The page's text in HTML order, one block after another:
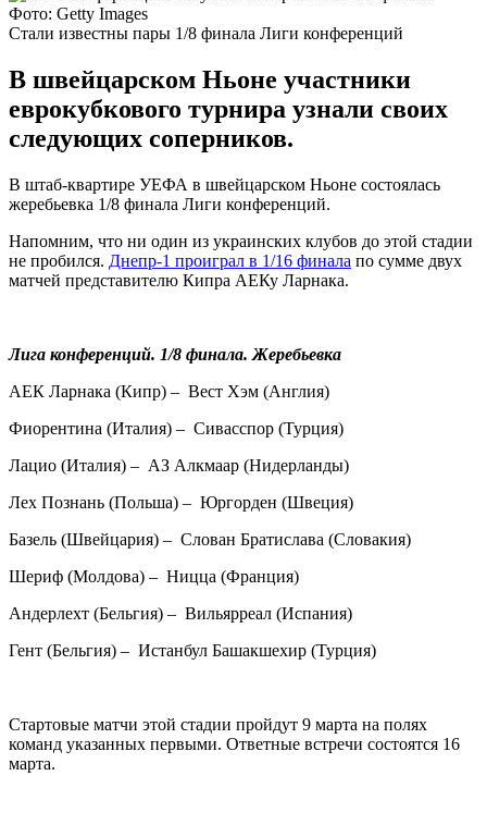
Фото: Getty Images
Стали известны пары 1/8 финала Лиги конференций
В швейцарском Ньоне участники
еврокубкового турнира узнали своих
следующих соперников.
В штаб-квартире УЕФА в швейцарском Ньоне состоялась
жеребьевка 1/8 финала Лиги конференций.
Напомним, что ни один из украинских клубов до этой стадии
не пробился. Днепр-1 проиграл в 1/16 финала по сумме двух
матчей представителю Кипра АЕКу Ларнака.
Лига конференций. 1/8 финала. Жеребьевка
АЕК Ларнака (Кипр) – Вест Хэм (Англия)
Фиорентина (Италия) – Сивасспор (Турция)
Лацио (Италия) – АЗ Алкмаар (Нидерланды)
Лех Познань (Польша) – Юргорден (Швеция)
Базель (Швейцария) – Слован Братислава (Словакия)
Шериф (Молдова) – Ницца (Франция)
Андерлехт (Бельгия) – Вильярреал (Испания)
Гент (Бельгия) – Истанбул Башакшехир (Турция)
Стартовые матчи этой стадии пройдут 9 марта на полях
команд указанных первыми. Ответные встречи состоятся 16
марта.